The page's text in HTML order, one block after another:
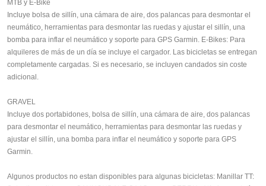
MTB y E-Bike
Incluye bolsa de sillín, una cámara de aire, dos palancas para desmontar el
neumático, herramientas para desmontar las ruedas y ajustar el sillín, una
bomba para inflar el neumático y soporte para GPS Garmin. E-Bikes: Para
alquileres de más de un día se incluye el cargador. Las bicicletas se entregan
completamente cargadas. Si es necesario, se incluyen candados sin coste
adicional.
GRAVEL
Incluye dos portabidones, bolsa de sillín, una cámara de aire, dos palancas
para desmontar el neumático, herramientas para desmontar las ruedas y
ajustar el sillín, una bomba para inflar el neumático y soporte para GPS
Garmin.
Algunos productos no estan disponibles para algunas bicicletas: Manillar TT: